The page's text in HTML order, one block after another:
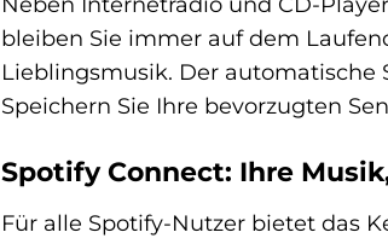
bleiben Sie immer auf dem
Lieblingsmusik. Der
Speichern Sie Ihre bevorzugten
Spotify Connect: Ihre
Für alle Spotify-Nutzer bietet das